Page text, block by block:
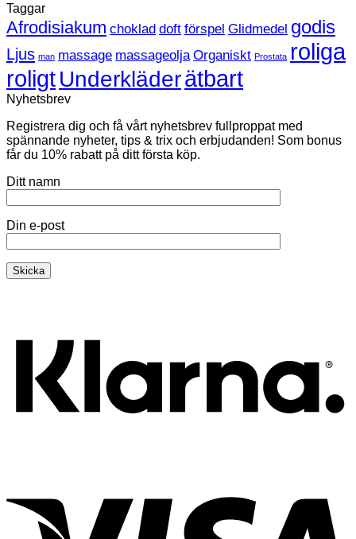
Heta
sextips!
Taggar
Afrodisiakum choklad doft förspel Glidmedel godis
Ljus man massage massageolja Organiskt Prostata roliga
roligtUnderkläderätbart
Nyhetsbrev
Registrera dig och få vårt nyhetsbrev fullproppat med
spännande nyheter, tips & trix och erbjudanden! Som bonus
får du 10% rabatt på ditt första köp.
Ditt namn
Din e-post